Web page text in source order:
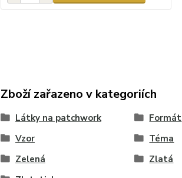
Zboží zařazeno v kategoriích
Látky na patchwork Formát
Vzor
Téma
Zelená
Zlatá